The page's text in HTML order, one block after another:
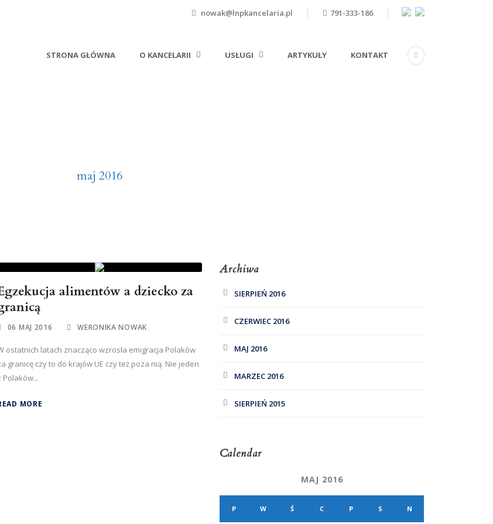
nowak@lnpkancelaria.pl 791-333-186
STRONA GŁÓWNA O KANCELARII USŁUGI ARTYKUŁY KONTAKT
maj 2016
alimentów a dziecko za
06 MAJ 2016 WERONIKA NOWAK
ostatnich latach znacząco wzrosła emigracja Polaków
granicę czy to do krajów UE czy też poza nią. Nie jeden
Polaków...
MORE
Archiwa
SIERPIEŃ 2016
CZERWIEC 2016
MAJ 2016
MARZEC 2016
SIERPIEŃ 2015
Calendar
MAJ 2016
P W Ś C P S N